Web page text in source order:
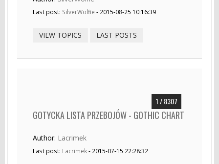
Last post: SilverWolfie - 2015-08-25 10:16:39
VIEW TOPICS LAST POSTS
1 / 8307
GOTYCKA LISTA PRZEBOJÓW - GOTHIC CHART
Author: Lacrimek
Last post: Lacrimek- 2015-07-15 22:28:32